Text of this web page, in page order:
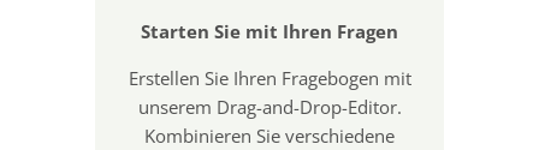
Starten Sie mit Ihren Fragen
Erstellen Sie Ihren Fragebogen mit
unserem Drag-and-Drop-Editor.
Kombinieren Sie verschiedene